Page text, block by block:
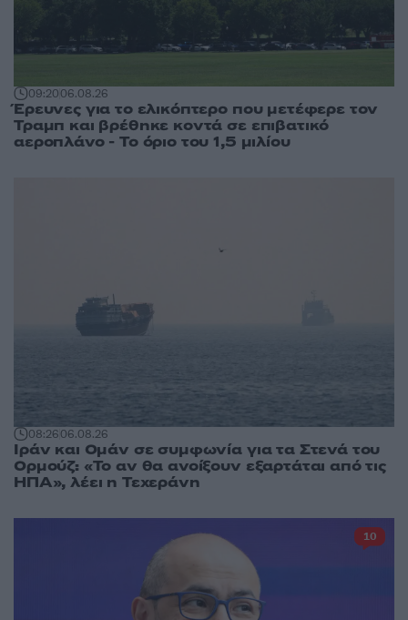
09:2006.08.26
Έρευνες για το ελικόπτερο που μετέφερε τον
Τραμπ και βρέθηκε κοντά σε επιβατικό
αεροπλάνο - Το όριο του 1,5 μιλίου
08:2606.08.26
Ιράν και Ομάν σε συμφωνία για τα Στενά του
Ορμούζ: «Το αν θα ανοίξουν εξαρτάται από τις
ΗΠΑ», λέει η Τεχεράνη
10